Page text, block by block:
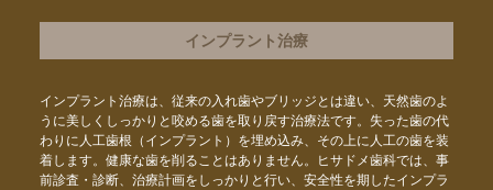
インプラント治療
インプラント治療は、従来の入れ歯やブリッジとは違い、天然歯のよ
うに美しくしっかりと咬める歯を取り戻す治療法です。失った歯の代
わりに人工歯根（インプラント）を埋め込み、その上に人工の歯を装
着します。健康な歯を削ることはありません。ヒサドメ歯科では、事
前診査・診断、治療計画をしっかりと行い、安全性を期したインプラ